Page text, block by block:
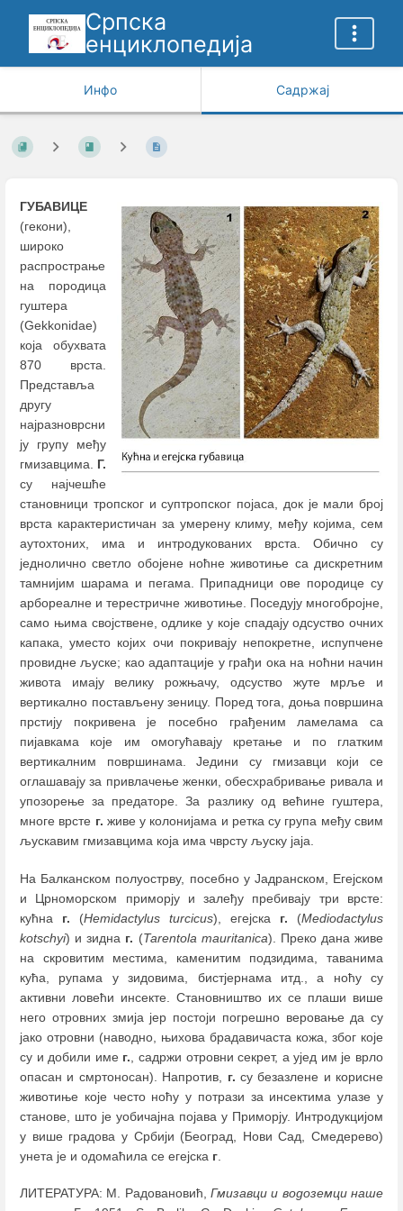
Српска
енциклопедија
Инфо Садржај
ГУБАВИЦЕ
(гекони),
широко
распрострање
на породица
гуштера
(Gekkonidae)
која обухвата
870 врста.
Представља
другу
најразноврсни
ју групу међу
гмизавцима. Г.
су најчешће
становници тропског и суптропског појаса, док је мали број
врста карактеристичaн за умерену климу, међу којима, сем
аутохтоних, има и интродукованих врста. Oбично су
једнолично светло обојене ноћне животиње са дискретним
тамнијим шарама и пегама. Припадници ове породице су
арбореалне и терестричне животиње. Поседују многобројне,
само њима својствене, одлике у које спадају одсуство очних
капака, уместо којих очи покривају непокретне, испупчене
провидне љуске; као адаптације у грађи ока на ноћни начин
живота имају велику рожњачу, одсуство жуте мрље и
вертикално постављену зеницу. Поред тога, доња површина
прстију покривена је посебно грађеним ламелама са
пијавкама које им омогућавају кретање и по глатким
вертикалним површинама. Једини су гмизавци који се
оглашавају за привлачење женки, обесхрабривање ривала и
упозорење за предаторе. За разлику од већине гуштера,
многе врсте г. живе у колонијама и ретка су група међу свим
љускавим гмизавцима која има чврсту љуску јаја.
На Балканском полуострву, посебно у Јадранском, Егејском
и Црноморском приморју и залеђу пребивају три врсте:
кућна г. (Hemidactylus turcicus), егејска г. (Mediodactylus
kotschyi) и зидна г. (Tarentola mauritanica). Преко дана живе
на скровитим местима, каменитим подзидима, таванима
кућа, рупама у зидовима, бистјернама итд., а ноћу су
активни ловећи инсекте. Становништво их се плаши више
него отровних змија јер постоји погрешно веровање да су
јако отровни (наводно, њихова брадавичаста кожа, због које
су и добили име г. , садржи отровни секрет, а ујед им је врло
опасан и смртоносан). Напротив, г. су безазлене и корисне
животиње које често ноћу у потрази за инсектима улазе у
станове, што је уобичајна појава у Приморју. Интродукцијом
у више градова у Србији (Београд, Нови Сад, Смедерево)
унета је и одомаћила се егејска г
ЛИТЕРАТУРА: М. Радовановић, Гмизавци и водоземци наше